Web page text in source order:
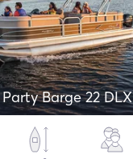
Barge 22 DLX